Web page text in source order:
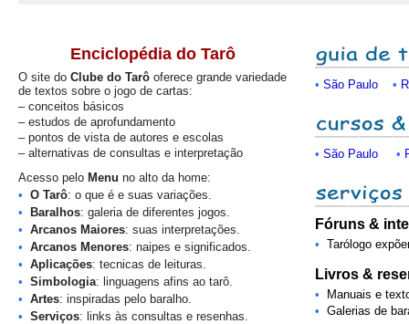
Enciclopédia do Tarô
O site do Clube do Tarô oferece grande variedade
de textos sobre o jogo de cartas:
– conceitos básicos
– estudos de aprofundamento
– pontos de vista de autores e escolas
– alternativas de consultas e interpretação
Acesso pelo Menu no alto da home:
• O Tarô: o que é e suas variações.
•
Baralhos: galeria de diferentes jogos.
• Arcanos Maiores: suas interpretações.
• Arcanos Menores: naipes e significados.
• Aplicações: tecnicas de leituras.
• Simbologia: linguagens afins ao tarô.
• Artes: inspiradas pelo baralho.
• Serviços: links às consultas e resenhas.
• São Paulo •
• São Paulo •
Fóruns &
• Tarólogo
Livros &
•
Manuais e
• Galerias de